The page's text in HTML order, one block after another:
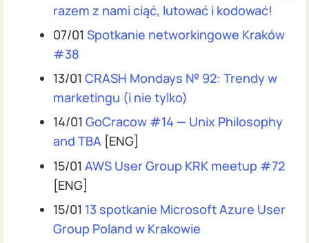
razem z nami ciąć, lutować i kodować!
07/01 Spotkanie networkingowe Kraków
#38
13/01 CRASH Mondays № 92: Trendy w
marketingu (i nie tylko)
14/01 GoCracow #14 — Unix Philosophy
and TBA [ENG]
15/01 AWS User Group KRK meetup #72
[ENG]
15/01 13 spotkanie Microsoft Azure User
Group Poland w Krakowie